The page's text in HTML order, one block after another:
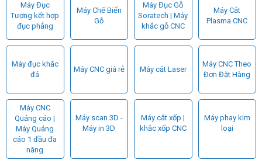
Máy Đục
Tượng kết hợp
đục phẳng
Máy Chế Biến
Gỗ
Máy Đục Gỗ
Soratech | Máy
khắc gỗ CNC
Máy Cắt
Plasma CNC
Máy đục khắc
đá
Máy CNC giá rẻ Máy cắt Laser
Máy CNC Theo
Đơn Đặt Hàng
Máy CNC
Quảng cáo |
Máy Quảng
cáo 1 đầu đa
năng
Máy scan 3D -
Máy in 3D
Máy cắt xốp |
khắc xốp CNC
Máy phay kim
loại